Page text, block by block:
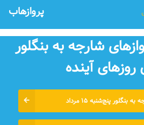
پروازهاب
شارجه به بنگلور
روزهای آينده